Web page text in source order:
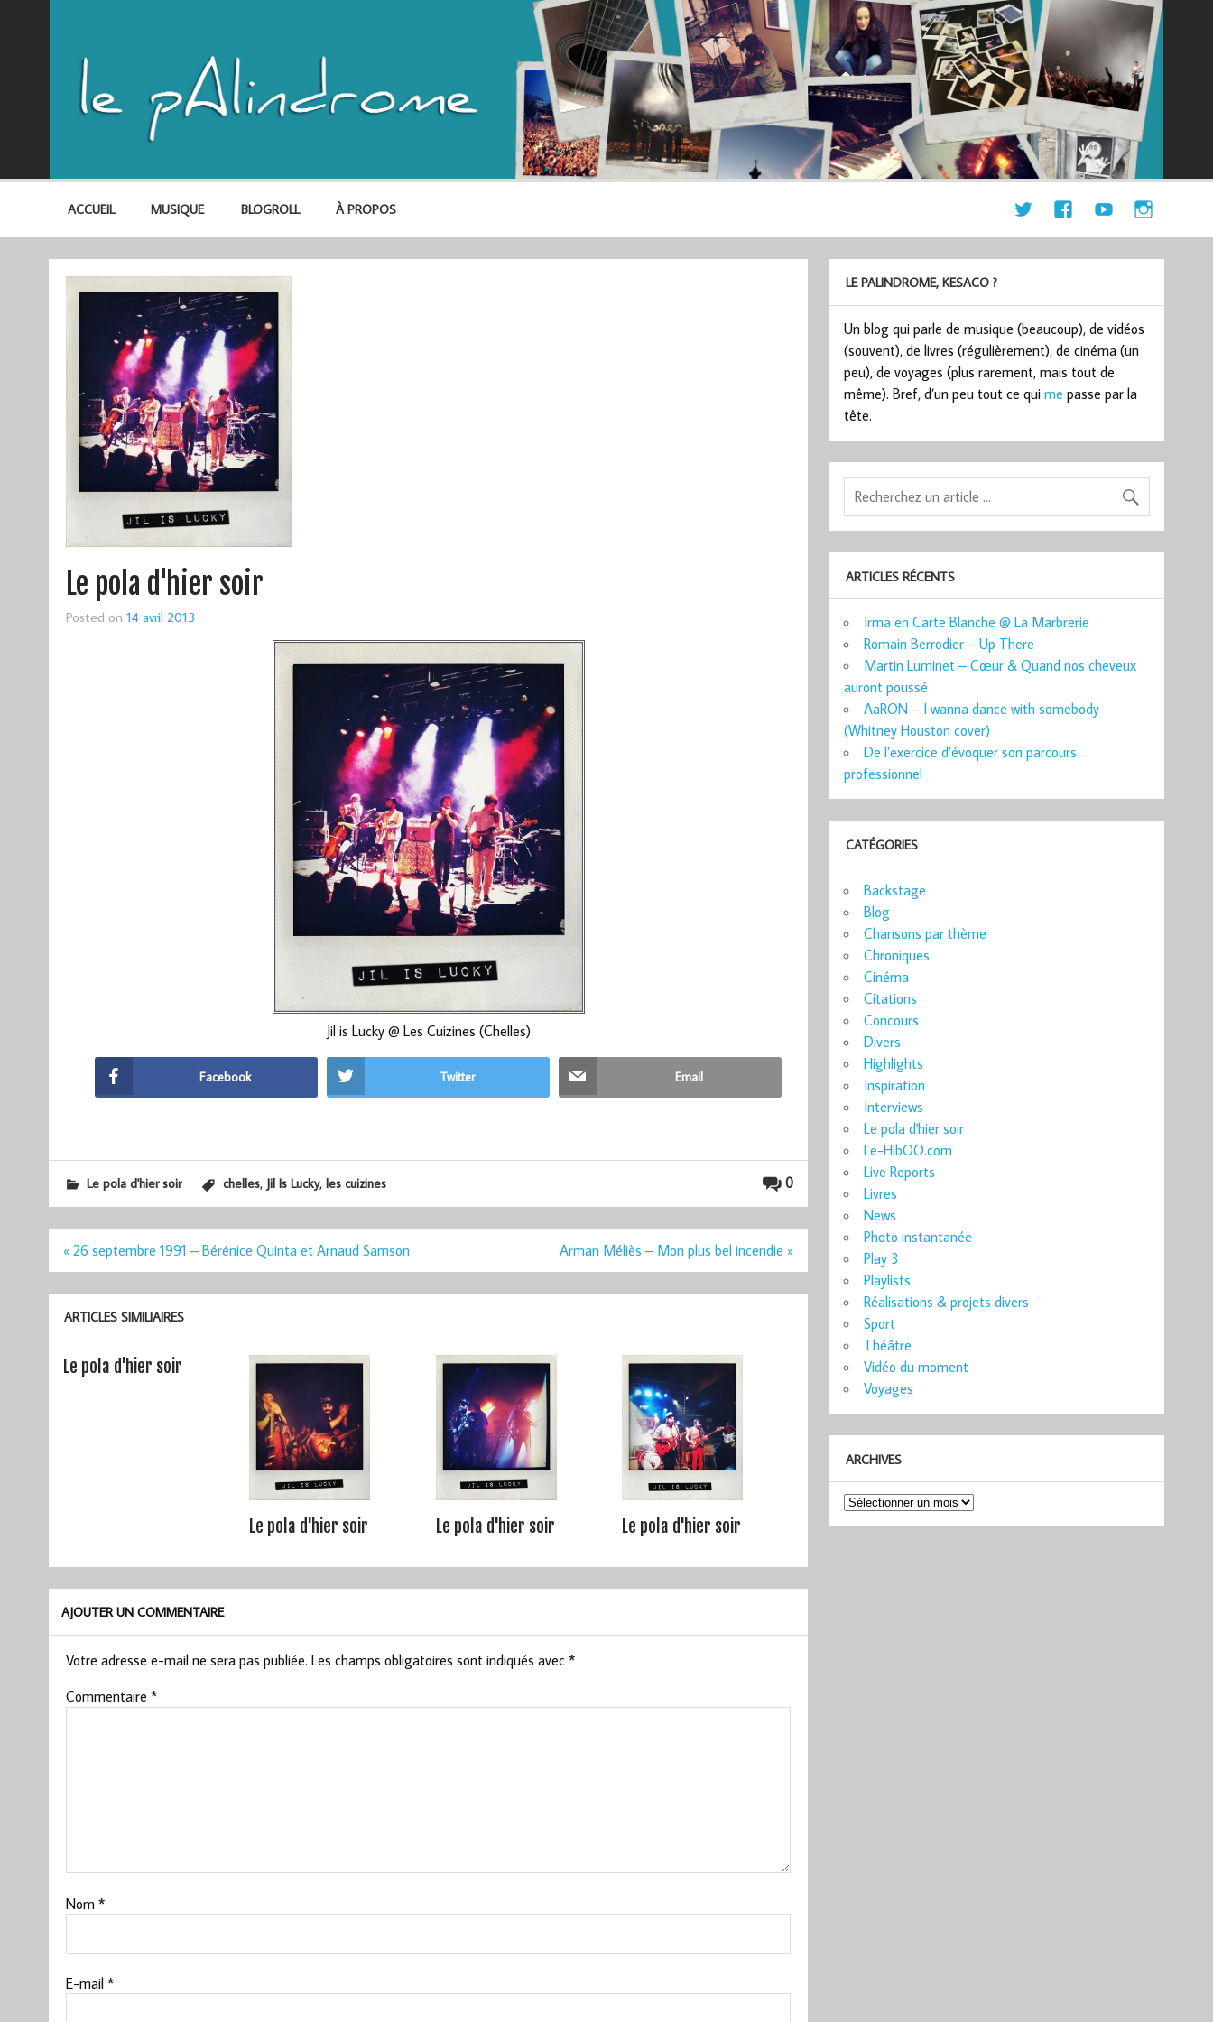
ACCUEIL MUSIQUE BLOGROLL À PROPOS
Le pola d'hier soir
Posted on 14 avril 2013
Jil is Lucky @ Les Cuizines (Chelles)
Facebook Twitter Email
0
Le pola d'hier soir chelles, Jil Is Lucky, les cuizines
Navigation
l’article
« 26 septembre 1991 – Bérénice Quinta et Arnaud Samson Arman Méliès – Mon plus bel incendie »
ARTICLES SIMILIAIRES
Le pola d'hier soir
Le pola d'hier soir Le pola d'hier soir Le pola d'hier soir
AJOUTER UN COMMENTAIRE
Votre adresse e-mail ne sera pas publiée. Les champs obligatoires sont indiqués avec *
Commentaire *
Nom *
E-mail *
LE PALINDROME, KESACO ?
Un blog qui parle de musique (beaucoup), de vidéos
(souvent), de livres (régulièrement), de cinéma (un
peu), de voyages (plus rarement, mais tout de
même). Bref, d’un peu tout ce quime passe par la
tête.
ARTICLES RÉCENTS
Irma en Carte Blanche @ La Marbrerie
Romain Berrodier – Up There
Martin Luminet – Cœur & Quand nos cheveux
auront poussé
AaRON – I wanna dance with somebody
(Whitney Houston cover)
De l’exercice d’évoquer son parcours
professionnel
CATÉGORIES
Backstage
Blog
Chansons par thème
Chroniques
Cinéma
Citations
Concours
Divers
Highlights
Inspiration
Interviews
Le pola d'hier soir
Le-HibOO.com
Live Reports
Livres
News
Photo instantanée
Play 3
Playlists
Réalisations & projets divers
Sport
Théâtre
Vidéo du moment
Voyages
ARCHIVES
Archives